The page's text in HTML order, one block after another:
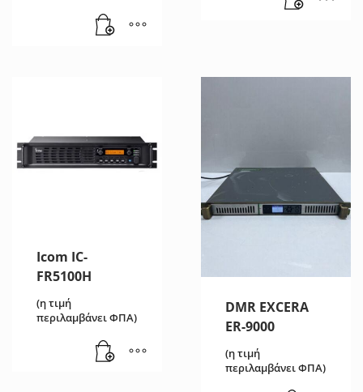
Icom IC-
FR5100H
(η τιμή
περιλαμβάνει ΦΠΑ)
DMR EXCERA
ER-9000
(η τιμή
περιλαμβάνει ΦΠΑ)